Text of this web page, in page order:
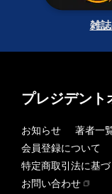
雑
プレジデント
お知らせ 著者一
会員登録について
特定商取引法に基
お問い合わせ